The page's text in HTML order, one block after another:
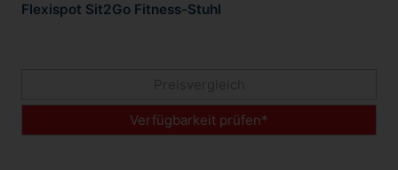
Flexispot Sit2Go Fitness-Stuhl
Verfügbarkeit prüfen*